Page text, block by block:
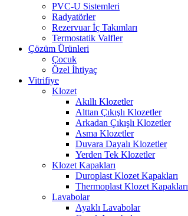
PVC-U Sistemleri
Radyatörler
Rezervuar İç Takımları
Termostatik Valfler
Çözüm Ürünleri
Çocuk
Özel İhtiyaç
Vitrifiye
Klozet
Akıllı Klozetler
Alttan Çıkışlı Klozetler
Arkadan Çıkışlı Klozetler
Asma Klozetler
Duvara Dayalı Klozetler
Yerden Tek Klozetler
Klozet Kapakları
Duroplast Klozet Kapakları
Thermoplast Klozet Kapakları
Lavabolar
Ayaklı Lavabolar